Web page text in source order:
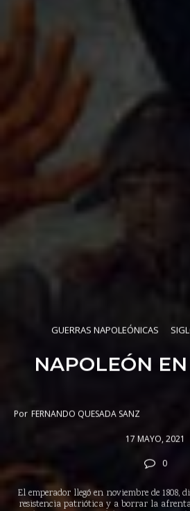
GUERRAS NAPOLEÓNICAS
NAPOLEÓN
Por FERNANDO QUESADA SANZ
17 MAYO, 2021
0
El emperador llegó en noviembre de 1808,
resistencia patriótica y a borrar la